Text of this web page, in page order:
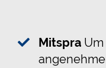
Mitspra